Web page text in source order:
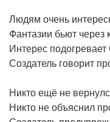
Людям очень
Фантазии бьют через
Интерес
Создатель говорит
Никто ещё не
Никто не объяснил